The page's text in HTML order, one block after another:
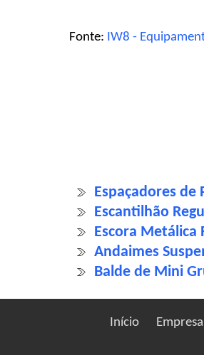
Fonte: IW8 -
Espaçadores de
Escantilhão
Escora Metálica
Andaimes
Balde de Mini
Início Empresa